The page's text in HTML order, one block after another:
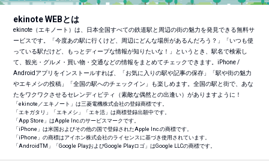
ekinote WEBとは
ekinote（エキノート）は、日本全国すべての鉄道駅と周辺の街の魅力を発見できる無料サ
ービスです。「今度あの駅に行くけど、周辺にどんな場所があるんだろう？」「いつも使
っている駅だけど、もっとディープな情報が知りたいな！」というとき、駅名で検索し
て、観光・グルメ・買い物・交通などの情報をまとめてチェックできます。iPhone /
Androidアプリをインストールすれば、「お気に入りの駅や記事の保存」「駅や街の魅力
やエキメシの投稿」「全国の駅へのチェックイン」も楽しめます。全国の駅と街で、あな
たをワクワクさせるセレンディピティ（素敵な偶然との出逢い）がありますように！
「ekinote／エキノート」は三菱電機株式会社の登録商標です。
「エキガタリ」「エキメシ」「エキ活」は商標登録出願中です。
「App Store」はApple Inc.のサービスマークです。
「iPhone」は米国およびその他の国で登録されたApple Inc.の商標です。
「iPhone」の商標はアイホン株式会社のライセンスに基づき使用されています。
「AndroidTM 」「Google PlayおよびGoogle Playロゴ」はGoogle LLCの商標です。